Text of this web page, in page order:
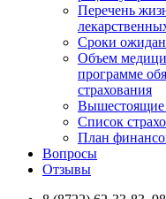
Перечень
Сроки
Объем
программе
страхования
Вышестоящие
Список
План
Вопросы
Отзывы